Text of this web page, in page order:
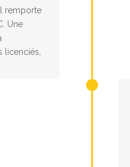
remporte
Une
licenciés,